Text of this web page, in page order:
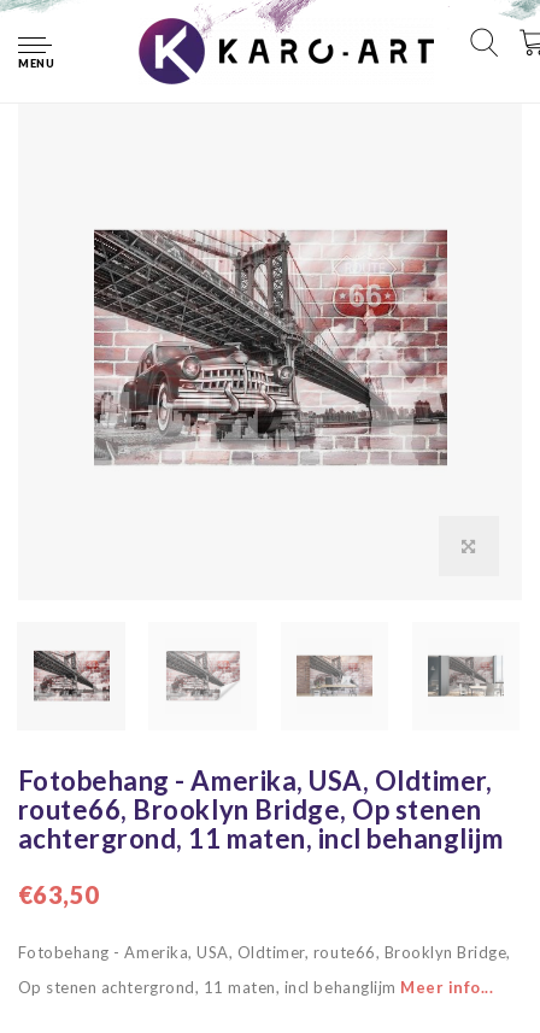
MENU
Fotobehang - Amerika, USA, Oldtimer, route66, Brooklyn
Bridge, Op stenen achtergrond, 11 maten, incl behanglijm
Fotobehang - Amerika, USA, Oldtimer,
route66, Brooklyn Bridge, Op stenen
achtergrond, 11 maten, incl behanglijm
€63,50
Fotobehang - Amerika, USA, Oldtimer, route66, Brooklyn Bridge,
Op stenen achtergrond, 11 maten, incl behanglijm Meer info...